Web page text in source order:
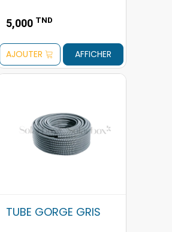
5,000 TND
AJOUTER AFFICHER
TUBE GORGE GRIS